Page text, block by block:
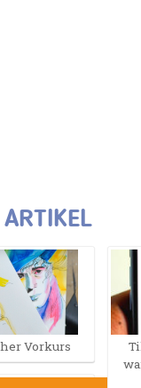
Vorkurs